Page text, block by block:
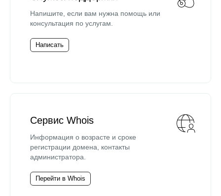
Напишите, если вам нужна помощь или
консультация по услугам.
Написать
Сервис Whois
Информация о возрасте и сроке
регистрации домена, контакты
администратора.
Перейти в Whois